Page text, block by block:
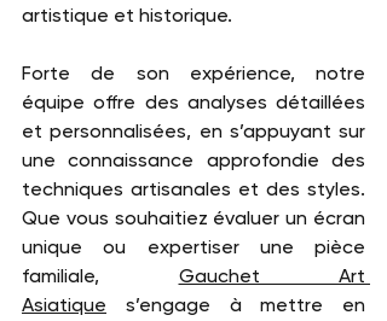
artistique et historique.
Forte de son expérience, notre
équipe offre des analyses détaillées
et personnalisées, en s’appuyant sur
une connaissance approfondie des
techniques artisanales et des styles.
Que vous souhaitiez évaluer un écran
unique ou expertiser une pièce
familiale, Gauchet Art
Asiatique s’engage à mettre en